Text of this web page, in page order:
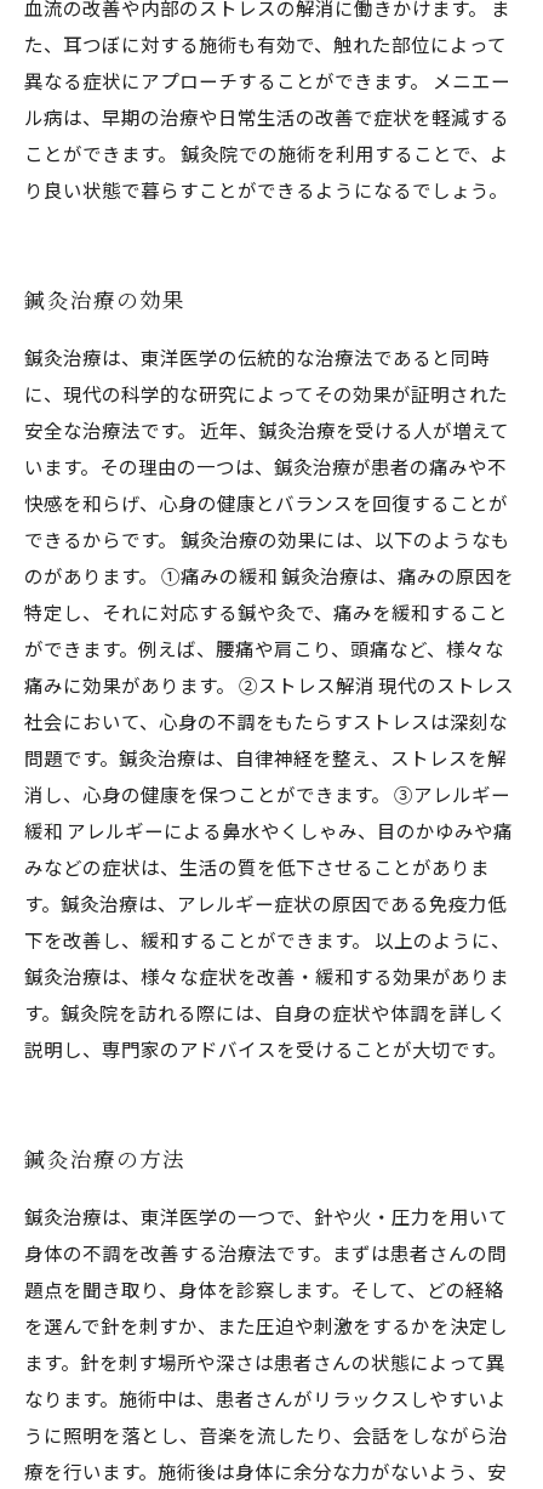
血流の改善や内部のストレスの解消に働きかけます。 ま
た、耳つぼに対する施術も有効で、触れた部位によって
異なる症状にアプローチすることができます。 メニエー
ル病は、早期の治療や日常生活の改善で症状を軽減する
ことができます。 鍼灸院での施術を利用することで、よ
り良い状態で暮らすことができるようになるでしょう。
鍼灸治療の効果
鍼灸治療は、東洋医学の伝統的な治療法であると同時
に、現代の科学的な研究によってその効果が証明された
安全な治療法です。 近年、鍼灸治療を受ける人が増えて
います。その理由の一つは、鍼灸治療が患者の痛みや不
快感を和らげ、心身の健康とバランスを回復することが
できるからです。 鍼灸治療の効果には、以下のようなも
のがあります。 ①痛みの緩和 鍼灸治療は、痛みの原因を
特定し、それに対応する鍼や灸で、痛みを緩和すること
ができます。例えば、腰痛や肩こり、頭痛など、様々な
痛みに効果があります。 ②ストレス解消 現代のストレス
社会において、心身の不調をもたらすストレスは深刻な
問題です。鍼灸治療は、自律神経を整え、ストレスを解
消し、心身の健康を保つことができます。 ③アレルギー
緩和 アレルギーによる鼻水やくしゃみ、目のかゆみや痛
みなどの症状は、生活の質を低下させることがありま
す。鍼灸治療は、アレルギー症状の原因である免疫力低
下を改善し、緩和することができます。 以上のように、
鍼灸治療は、様々な症状を改善・緩和する効果がありま
す。鍼灸院を訪れる際には、自身の症状や体調を詳しく
説明し、専門家のアドバイスを受けることが大切です。
鍼灸治療の方法
鍼灸治療は、東洋医学の一つで、針や火・圧力を用いて
身体の不調を改善する治療法です。まずは患者さんの問
題点を聞き取り、身体を診察します。そして、どの経絡
を選んで針を刺すか、また圧迫や刺激をするかを決定し
ます。針を刺す場所や深さは患者さんの状態によって異
なります。施術中は、患者さんがリラックスしやすいよ
うに照明を落とし、音楽を流したり、会話をしながら治
療を行います。施術後は身体に余分な力がないよう、安